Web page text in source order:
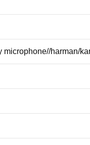
microphone//harman/